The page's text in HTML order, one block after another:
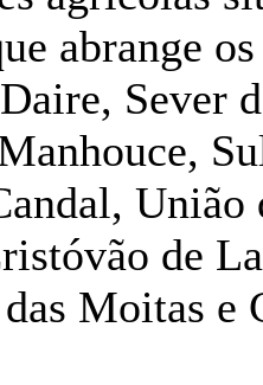
abrange
Sever
União
de
Moitas e